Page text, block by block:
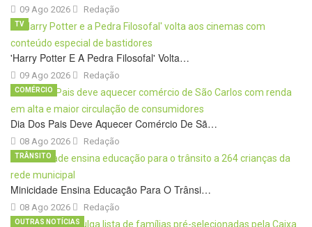
09 Ago 2026 Redação
'Harry Potter E A Pedra Filosofal' Volta…
09 Ago 2026
TV
Redação
Dia Dos Pais Deve Aquecer Comércio De Sã…
08 Ago 2026
COMÉRCIO
Redação
Minicidade Ensina Educação Para O Trânsi…
08 Ago 2026
TRÂNSITO
Redação
OUTRAS NOTÍCIAS